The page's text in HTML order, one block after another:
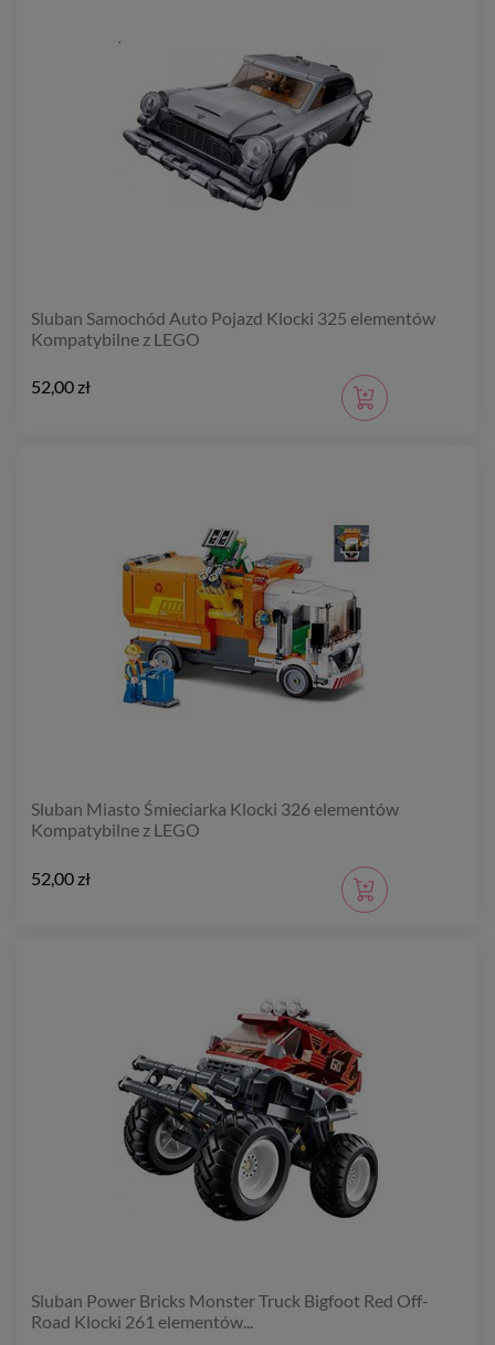
Sluban Samochód Auto Pojazd Klocki 325 elementów
Kompatybilne z LEGO
52,00 zł
Sluban Miasto Śmieciarka Klocki 326 elementów
Kompatybilne z LEGO
52,00 zł
Sluban Power Bricks Monster Truck Bigfoot Red Off-
Road Klocki 261 elementów...